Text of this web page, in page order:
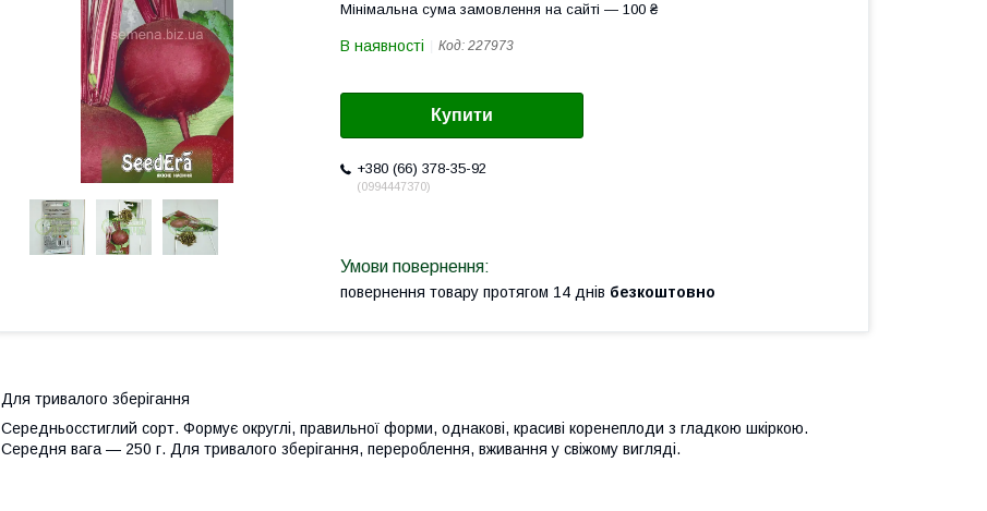
Мінімальна сума замовлення на сайті — 100 ₴
В наявності Код: 227973
Купити
+380 (66) 378-35-92
0994447370
повернення товару протягом 14 днів безкоштовно
Для тривалого зберігання
Середньосстиглий сорт. Формує округлі, правильної форми, однакові, красиві коренеплоди з гладкою шкіркою.
Середня вага — 250 г. Для тривалого зберігання, перероблення, вживання у свіжому вигляді.